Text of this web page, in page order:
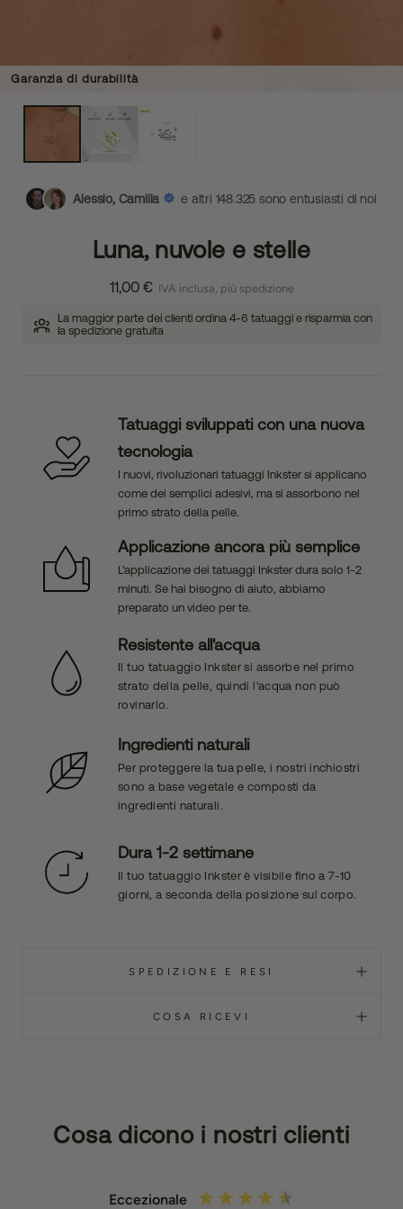
Garanzia di durabilità
Alessio, Camilla e altri 148.325 sono entusiasti di noi
Luna, nuvole e stelle
11,00 € IVA inclusa, più spedizione
La maggior parte dei clienti ordina 4-6 tatuaggi e risparmia con
la spedizione gratuita
Tatuaggi sviluppati con una nuova
tecnologia
I nuovi, rivoluzionari tatuaggi Inkster si applicano
come dei semplici adesivi, ma si assorbono nel
primo strato della pelle.
Applicazione ancora più semplice
L'applicazione dei tatuaggi Inkster dura solo 1-2
minuti. Se hai bisogno di aiuto, abbiamo
preparato un video per te.
Resistente all'acqua
Il tuo tatuaggio Inkster si assorbe nel primo
strato della pelle, quindi l'acqua non può
rovinarlo.
Ingredienti naturali
Per proteggere la tua pelle, i nostri inchiostri
sono a base vegetale e composti da
ingredienti naturali.
Dura 1-2 settimane
Il tuo tatuaggio Inkster è visibile fino a 7-10
giorni, a seconda della posizione sul corpo.
SPEDIZIONE E RESI
COSA RICEVI
Cosa dicono i nostri clienti
Eccezionale